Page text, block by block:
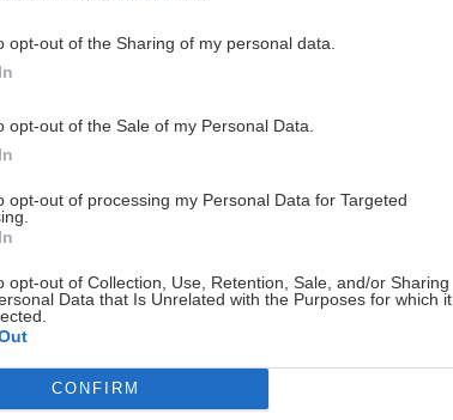
opt-out of the Sharing of my personal data.
opt-out of the Sale of my Personal Data.
opt-out of processing my Personal Data for Targeted
opt-out of Collection, Use, Retention, Sale, and/or Sharing
Data that Is Unrelated with the Purposes for which it
CONFIRM
βέβαιος για την ασφάλεια του Προέδρου,
είναι τέτοια που ακόμα και οι εχθροί του
ο ισχυρότερος ηγέτης μετά τον Αϊζενχάουερ»,
μια επίθεση εναντίον του θα τίναζε στον αέρα
υπενθυμίζει σε όλους ότι στην Ουάσιγκτον η
μέχρι την τελευταία λεπτομέρεια, σύμφωνα
με τον Σι – Στο επίκεντρο η Μ. Ανατολή
περισσότερα κρούσματα χανταΐού»